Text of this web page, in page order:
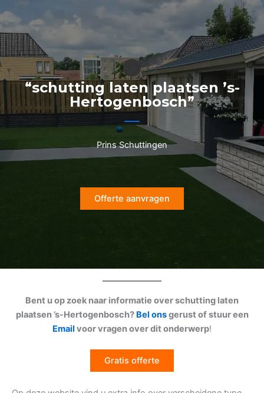
naar
de
inhoud
“schutting laten plaatsen ’s-
Hertogenbosch”
Prins Schuttingen
Offerte aanvragen
Bent u op zoek naar informatie over schutting laten
plaatsen ’s-Hertogenbosch? Bel onsgerust of stuur een
Email voor vragen over dit onderwerp!
Gratis offerte